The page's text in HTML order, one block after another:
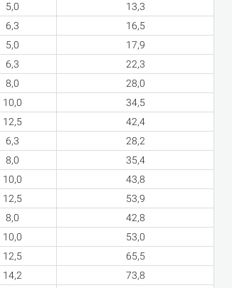
5,0
13,3
6,3
16,5
5,0
17,9
6,3
22,3
8,0
28,0
10,0
34,5
12,5
42,4
6,3
28,2
8,0
35,4
10,0
43,8
12,5
53,9
8,0
42,8
10,0
53,0
12,5
65,5
14,2
73,8